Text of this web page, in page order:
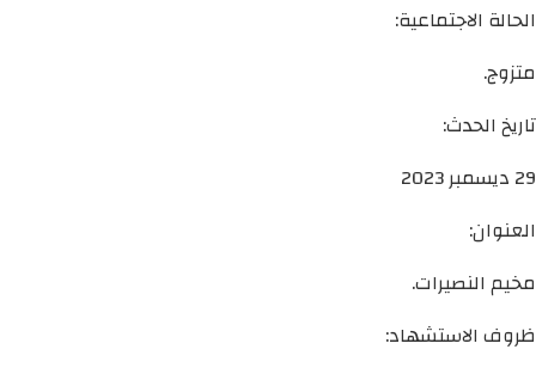
الحالة الاجتماعية:
متزوج.
تاريخ الحدث:
29 ديسمبر 2023
العنوان:
مخيم النصيرات.
ظروف الاستشهاد: